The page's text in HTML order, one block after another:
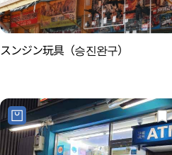
スンジン玩具（승진완구）